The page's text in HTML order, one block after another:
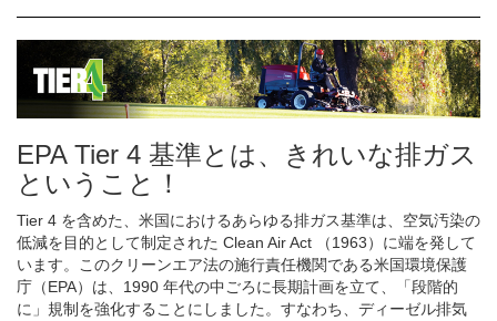
EPA Tier 4 基準とは、きれいな排ガス
ということ！
Tier 4 を含めた、米国におけるあらゆる排ガス基準は、空気汚染の
低減を目的として制定された Clean Air Act （1963）に端を発して
います。このクリーンエア法の施行責任機関である米国環境保護
庁（EPA）は、1990 年代の中ごろに長期計画を立て、「段階的
に」規制を強化することにしました。すなわち、ディーゼル排気